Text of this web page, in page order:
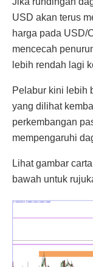
USD akan terus
harga pada USD/
mencecah
lebih rendah lagi
Pelabur kini lebih
yang dilihat
perkembangan
mempengaruhi
Lihat gambar
bawah untuk